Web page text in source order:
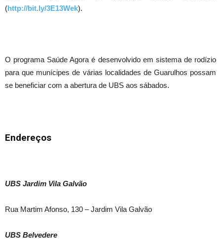
(http://bit.ly/3E13Wek).
O programa Saúde Agora é desenvolvido em sistema de rodízio
para que munícipes de várias localidades de Guarulhos possam
se beneficiar com a abertura de UBS aos sábados.
Endereços
UBS Jardim Vila Galvão
Rua Martim Afonso, 130 – Jardim Vila Galvão
UBS Belvedere